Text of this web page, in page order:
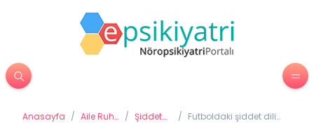
Anasayfa / Aile Ruh
/ Şiddet
/ Futboldaki şiddet dili